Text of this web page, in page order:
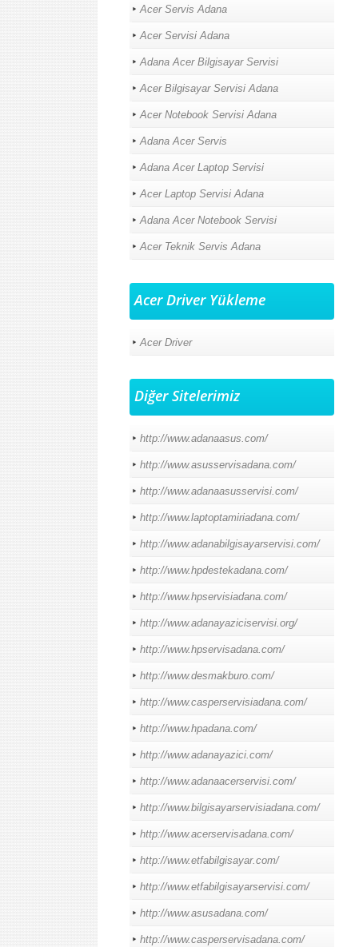
Acer Servis Adana
Acer Servisi Adana
Adana Acer Bilgisayar Servisi
Acer Bilgisayar Servisi Adana
Acer Notebook Servisi Adana
Adana Acer Servis
Adana Acer Laptop Servisi
Acer Laptop Servisi Adana
Adana Acer Notebook Servisi
Acer Teknik Servis Adana
Acer Driver Yükleme
Acer Driver
Diğer Sitelerimiz
http://www.adanaasus.com/
http://www.asusservisadana.com/
http://www.adanaasusservisi.com/
http://www.laptoptamiriadana.com/
http://www.adanabilgisayarservisi.com/
http://www.hpdestekadana.com/
http://www.hpservisiadana.com/
http://www.adanayaziciservisi.org/
http://www.hpservisadana.com/
http://www.desmakburo.com/
http://www.casperservisiadana.com/
http://www.hpadana.com/
http://www.adanayazici.com/
http://www.adanaacerservisi.com/
http://www.bilgisayarservisiadana.com/
http://www.acerservisadana.com/
http://www.etfabilgisayar.com/
http://www.etfabilgisayarservisi.com/
http://www.asusadana.com/
http://www.casperservisadana.com/